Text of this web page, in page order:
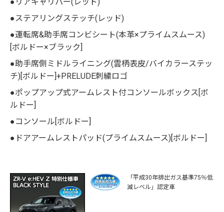
●リアキャリパー(レッド)
●ステアリングステッチ(レッド)
●運転席&助手席コンビシート(本革×プライムスムース)
[ボルドー×ブラック]
●助手席側ミドルライニング(雲柄表皮/バイカラーステッ
チ)[ボルドー]+PRELUDE刺繍ロゴ
●ポップアップ式アームレスト付コンソールボックス[ボ
ルドー]
●コンソール[ボルドー]
●ドアアームレストパッド(プライムスムース)[ボルドー]
「平成30年排出ガス基準75％低
減レベル」認定車